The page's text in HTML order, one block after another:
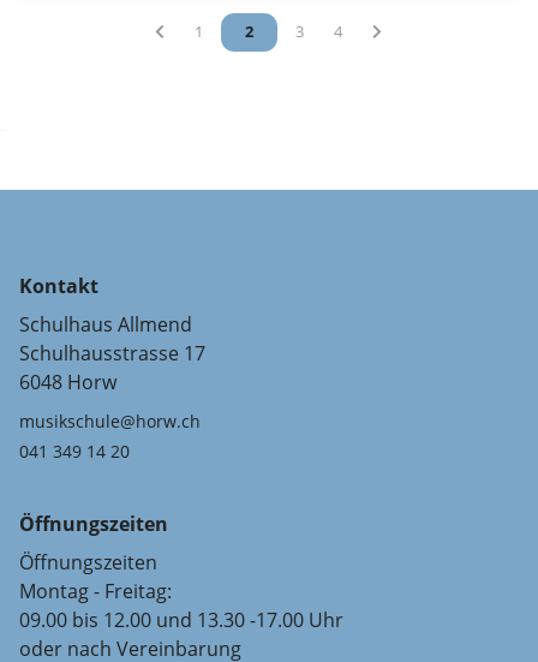
Vous êtes sur la page
1 Vous êtes sur la page
2 Vous êtes sur la page
3 Vous êtes sur la page
4
Kontakt
Schulhaus Allmend
Schulhausstrasse 17
6048 Horw
musikschule@horw.ch
041 349 14 20
Öffnungszeiten
Öffnungszeiten
Montag - Freitag:
09.00 bis 12.00 und 13.30 -17.00 Uhr
oder nach Vereinbarung